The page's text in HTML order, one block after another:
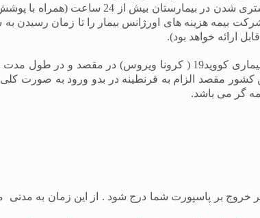
فرانشیز: 25 یورو بجز موارد اورژانسی و
بیمه هزینه های اورژانس بیمار را تا زمان رسیدن
جبران هزینه اقامت در هتل ناشی از قرنطینه به دلیل بیماری
مقصد الزام به قرنطینه در بدو ورود به صورت
گر می باشد.
بر پاسپورت شما درج شود . از این زمان به